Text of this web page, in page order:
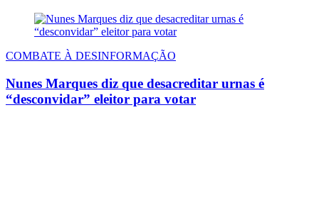
COMBATE À DESINFORMAÇÃO
Nunes Marques diz que desacreditar urnas é
“desconvidar” eleitor para votar